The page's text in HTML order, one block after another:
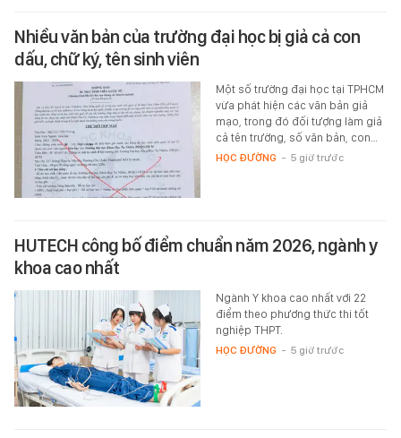
Nhiều văn bản của trường đại học bị giả cả con
dấu, chữ ký, tên sinh viên
Một số trường đại học tại TPHCM
vừa phát hiện các văn bản giả
mạo, trong đó đối tượng làm giả
cả tên trường, số văn bản, con…
HỌC ĐƯỜNG - 5 giờ trước
HUTECH công bố điểm chuẩn năm 2026, ngành y
khoa cao nhất
Ngành Y khoa cao nhất với 22
điểm theo phương thức thi tốt
nghiệp THPT.
HỌC ĐƯỜNG - 5 giờ trước